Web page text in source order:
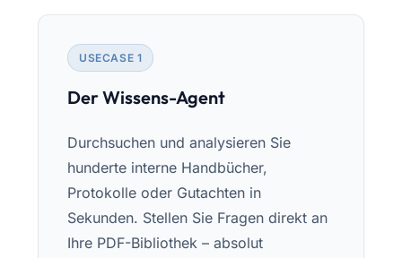
USECASE 1
Der Wissens-Agent
Durchsuchen und analysieren Sie
hunderte interne Handbücher,
Protokolle oder Gutachten in
Sekunden. Stellen Sie Fragen direkt an
Ihre PDF-Bibliothek – absolut